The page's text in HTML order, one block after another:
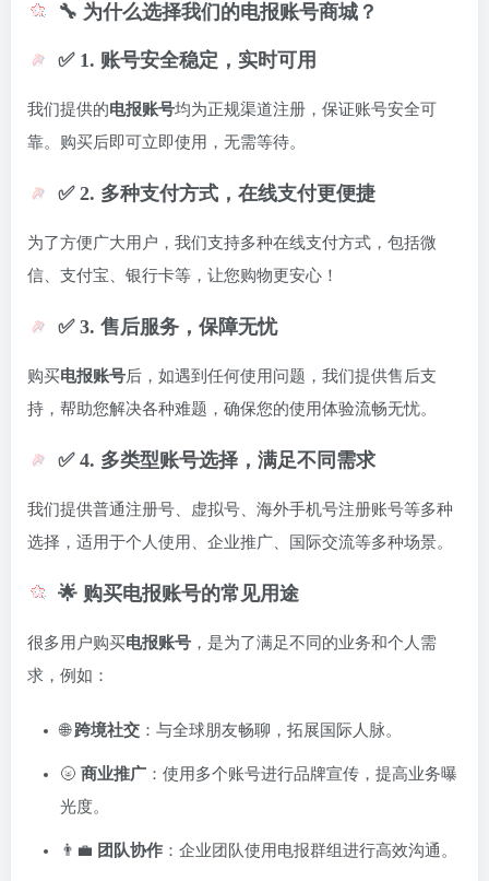
🔧 为什么选择我们的电报账号商城？
✅ 1. 账号安全稳定，实时可用
我们提供的电报账号均为正规渠道注册，保证账号安全可
靠。购买后即可立即使用，无需等待。
✅ 2. 多种支付方式，在线支付更便捷
为了方便广大用户，我们支持多种在线支付方式，包括微
信、支付宝、银行卡等，让您购物更安心！
✅ 3. 售后服务，保障无忧
购买电报账号后，如遇到任何使用问题，我们提供售后支
持，帮助您解决各种难题，确保您的使用体验流畅无忧。
✅ 4. 多类型账号选择，满足不同需求
我们提供普通注册号、虚拟号、海外手机号注册账号等多种
选择，适用于个人使用、企业推广、国际交流等多种场景。
🌟 购买电报账号的常见用途
很多用户购买电报账号 ，是为了满足不同的业务和个人需
求，例如：
🌐跨境社交 ：与全球朋友畅聊，拓展国际人脉。
🌝 商业推广 ：使用多个账号进行品牌宣传，提高业务曝
光度。
👨‍💼 团队协作 ：企业团队使用电报群组进行高效沟通。